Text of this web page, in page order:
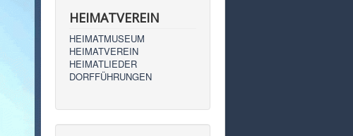
HEIMATVEREIN
HEIMATMUSEUM
HEIMATVEREIN
HEIMATLIEDER
DORFFÜHRUNGEN